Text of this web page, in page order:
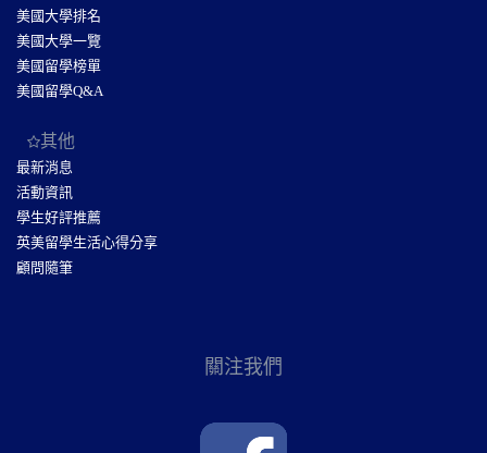
美國大學排名
美國大學一覽
美國留學榜單
美國留學Q&A
其他
最新消息
活動資訊
學生好評推薦
英美留學生活心得分享
顧問隨筆
關注我們